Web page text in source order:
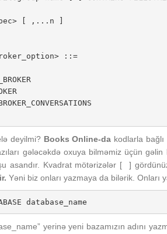
[ ,...n ]
::=
deyilmi? Books Online-da kodlarla
gələcəkdə oxuya bilməmiz üçün
asandır. Kvadrat mötərizələr [ ]
Yəni biz onları yazmaya da bilərik. Onları
database_name
yerinə yeni bazamızın adını